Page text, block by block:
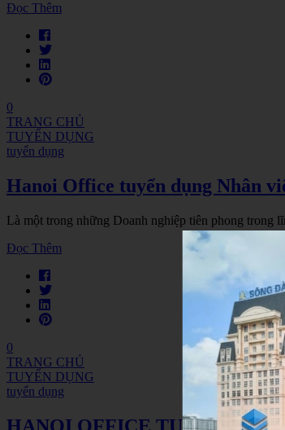
Đọc Thêm
0
TRANG CHỦ
TUYỂN DỤNG
tuyển dụng
Hanoi Office tuyển dụng Nhân
Là một trong những Doanh nghiệp tiên phong trong
Đọc Thêm
0
TRANG CHỦ
TUYỂN DỤNG
tuyển dụng